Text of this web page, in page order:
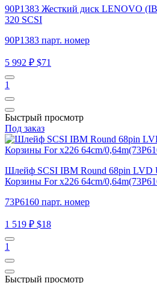
90P1383 Жесткий диск LENOVO
320 SCSI
90P1383 парт. номер
5 992 ₽ $71
1
Быстрый просмотр
Под заказ
Шлейф SCSI IBM Round 68pin LVD
Корзины For x226 64cm/
73P6160 парт. номер
1 519 ₽ $18
1
Быстрый просмотр